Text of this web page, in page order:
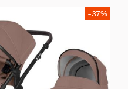
-37%